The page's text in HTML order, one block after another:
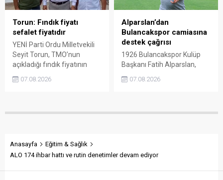
Giresun milletvekillerini açık
ve net bir cevap vermeye
çağırdı.
Torun: Fındık fiyatı
sefalet fiyatıdır
YENİ Parti Ordu Milletvekili
Seyit Torun, TMO’nun
açıkladığı fındık fiyatının
üreticinin maliyetlerini
karşılamadığını söyledi.
“Üreticinin alın terini yabancı
07.08.2026
Alparslan’dan
Bulancakspor camiasına
destek çağrısı
1926 Bulancakspor Kulüp
Başkanı Fatih Alparslan,
transferden altyapıya,
tesisleşmeden kurumsal
attıklarını belirterek iş
olmaya çağırdı.
07.08.2026
Anasayfa
Eğitim & Sağlık
ALO 174 ihbar hattı ve rutin denetimler devam ediyor